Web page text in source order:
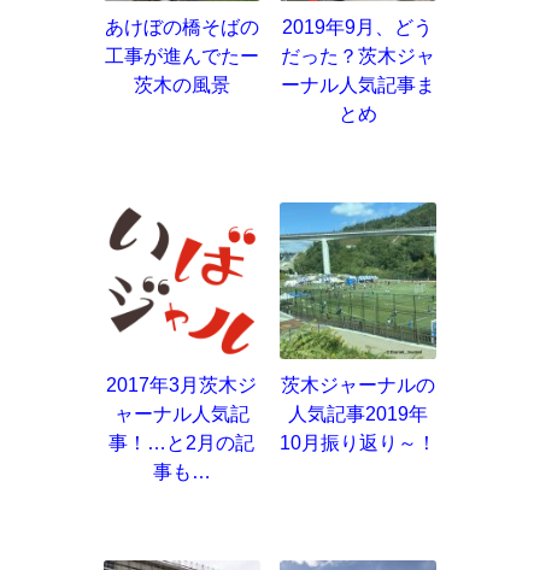
あけぼの橋そばの
工事が進んでたー
茨木の風景
2019年9月、どう
だった？茨木ジャ
ーナル人気記事ま
とめ
2017年3月茨木ジ
ャーナル人気記
事！…と2月の記
事も…
茨木ジャーナルの
人気記事2019年
10月振り返り～！